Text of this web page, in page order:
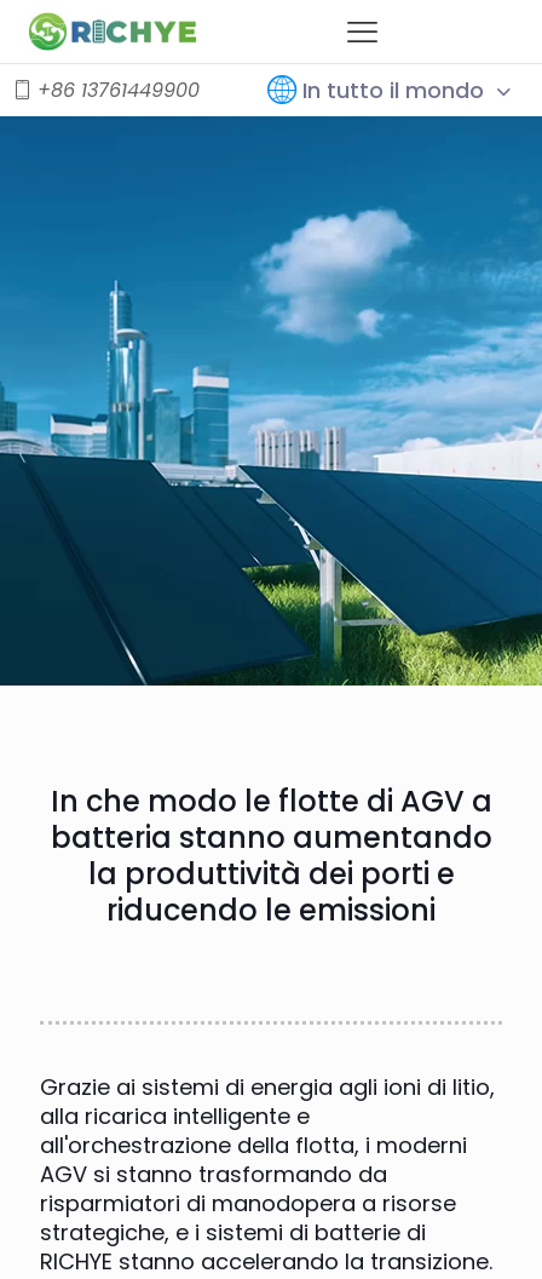
+86 13761449900 In tutto il mondo
In che modo le flotte di AGV a
batteria stanno aumentando
la produttività dei porti e
riducendo le emissioni
Grazie ai sistemi di energia agli ioni di litio,
alla ricarica intelligente e
all'orchestrazione della flotta, i moderni
AGV si stanno trasformando da
risparmiatori di manodopera a risorse
strategiche, e i sistemi di batterie di
RICHYE stanno accelerando la transizione.